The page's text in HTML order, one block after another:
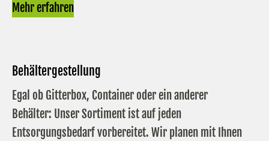
Mehr erfahren
Behältergestellung
Egal ob Gitterbox, Container oder ein anderer
Behälter: Unser Sortiment ist auf jeden
Entsorgungsbedarf vorbereitet. Wir planen mit Ihnen